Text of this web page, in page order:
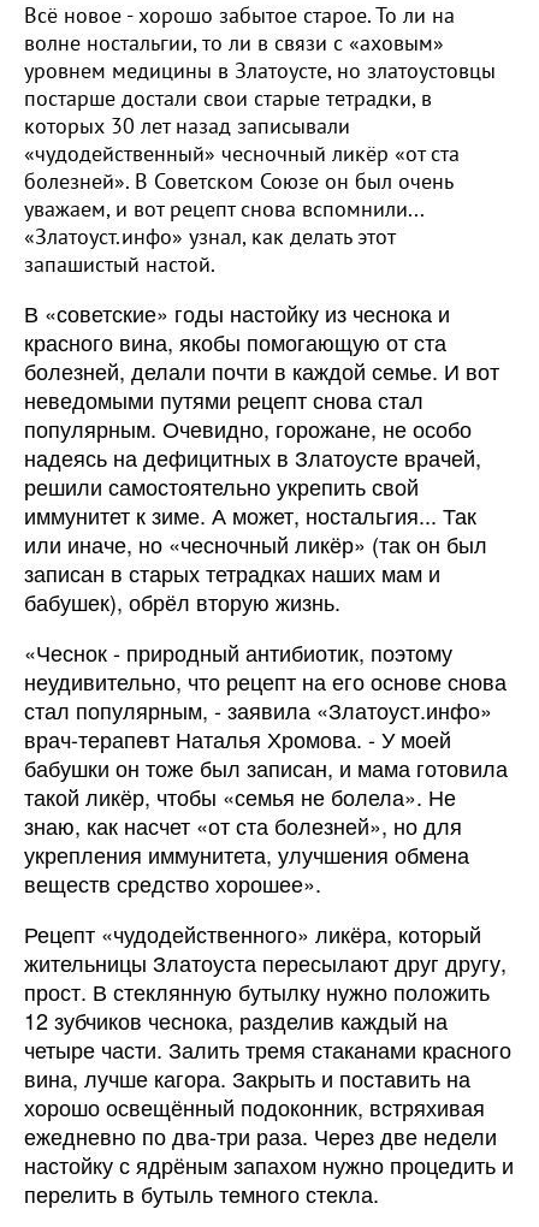
Всё новое - хорошо забытое старое. То ли на
волне ностальгии, то ли в связи с «аховым»
уровнем медицины в Златоусте, но златоустовцы
постарше достали свои старые тетрадки, в
которых 30 лет назад записывали
«чудодейственный» чесночный ликёр «от ста
болезней». В Советском Союзе он был очень
уважаем, и вот рецепт снова вспомнили...
«Златоуст.инфо» узнал, как делать этот
запашистый настой.
В «советские» годы настойку из чеснока и
красного вина, якобы помогающую от ста
болезней, делали почти в каждой семье. И вот
неведомыми путями рецепт снова стал
популярным. Очевидно, горожане, не особо
надеясь на дефицитных в Златоусте врачей,
решили самостоятельно укрепить свой
иммунитет к зиме. А может, ностальгия... Так
или иначе, но «чесночный ликёр» (так он был
записан в старых тетрадках наших мам и
бабушек), обрёл вторую жизнь.
«Чеснок - природный антибиотик, поэтому
неудивительно, что рецепт на его основе снова
стал популярным, - заявила «Златоуст.инфо»
врач-терапевт Наталья Хромова. - У моей
бабушки он тоже был записан, и мама готовила
такой ликёр, чтобы «семья не болела». Не
знаю, как насчет «от ста болезней», но для
укрепления иммунитета, улучшения обмена
веществ средство хорошее».
Рецепт «чудодейственного» ликёра, который
жительницы Златоуста пересылают друг другу,
прост. В стеклянную бутылку нужно положить
12 зубчиков чеснока, разделив каждый на
четыре части. Залить тремя стаканами красного
вина, лучше кагора. Закрыть и поставить на
хорошо освещённый подоконник, встряхивая
ежедневно по два-три раза. Через две недели
настойку с ядрёным запахом нужно процедить и
перелить в бутыль темного стекла.